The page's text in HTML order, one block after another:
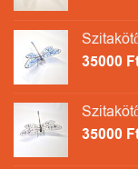
35000
35000